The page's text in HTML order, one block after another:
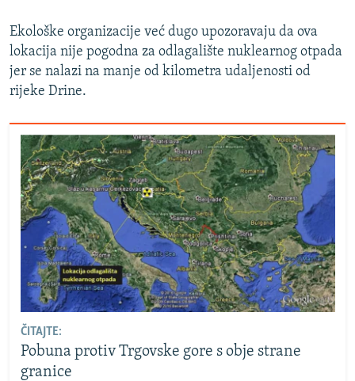
Ekološke organizacije već dugo upozoravaju da ova
lokacija nije pogodna za odlagalište nuklearnog otpada
jer se nalazi na manje od kilometra udaljenosti od
rijeke Drine.
ČITAJTE:
Pobuna protiv Trgovske gore s obje strane
granice